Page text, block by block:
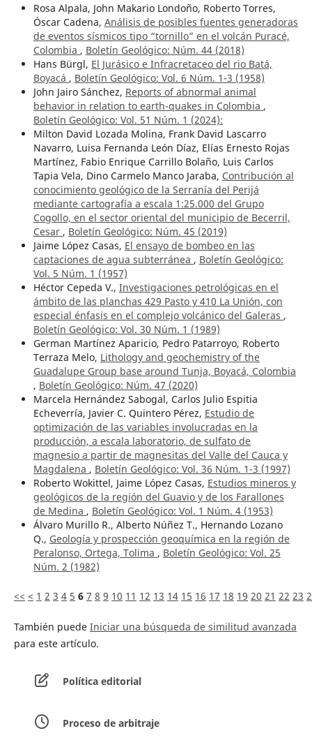
Rosa Alpala, John Makario Londoño, Roberto Torres,
Óscar Cadena, Análisis de posibles fuentes generadoras
de eventos sísmicos tipo “tornillo” en el volcán Puracé,
Colombia , Boletín Geológico: Núm. 44 (2018)
Hans Bürgl, El Jurásico e Infracretaceo del rio Batá,
Boyacá , Boletín Geológico: Vol. 6 Núm. 1-3 (1958)
John Jairo Sánchez, Reports of abnormal animal
behavior in relation to earth-quakes in Colombia ,
Boletín Geológico: Vol. 51 Núm. 1 (2024):
Milton David Lozada Molina, Frank David Lascarro
Navarro, Luisa Fernanda León Díaz, Elías Ernesto Rojas
Martínez, Fabio Enrique Carrillo Bolaño, Luis Carlos
Tapia Vela, Dino Carmelo Manco Jaraba, Contribución al
conocimiento geológico de la Serranía del Perijá
mediante cartografía a escala 1:25.000 del Grupo
Cogollo, en el sector oriental del municipio de Becerril,
Cesar , Boletín Geológico: Núm. 45 (2019)
Jaime López Casas, El ensayo de bombeo en las
captaciones de agua subterránea , Boletín Geológico:
Vol. 5 Núm. 1 (1957)
Héctor Cepeda V., Investigaciones petrológicas en el
ámbito de las planchas 429 Pasto y 410 La Unión, con
especial énfasis en el complejo volcánico del Galeras ,
Boletín Geológico: Vol. 30 Núm. 1 (1989)
German Martínez Aparicio, Pedro Patarroyo, Roberto
Terraza Melo, Lithology and geochemistry of the
Guadalupe Group base around Tunja, Boyacá, Colombia
, Boletín Geológico: Núm. 47 (2020)
Marcela Hernández Sabogal, Carlos Julio Espitia
Echeverría, Javier C. Quintero Pérez, Estudio de
optimización de las variables involucradas en la
producción, a escala laboratorio, de sulfato de
magnesio a partir de magnesitas del Valle del Cauca y
Magdalena , Boletín Geológico: Vol. 36 Núm. 1-3 (1997)
Roberto Wokittel, Jaime López Casas, Estudios mineros y
geológicos de la región del Guavio y de los Farallones
de Medina , Boletín Geológico: Vol. 1 Núm. 4 (1953)
Álvaro Murillo R., Alberto Núñez T., Hernando Lozano
Q., Geología y prospección geoquímica en la región de
Peralonso, Ortega, Tolima , Boletín Geológico: Vol. 25
Núm. 2 (1982)
<< < 1 2 3 4 5 6 7 8 9 10 11 12 13 14 15 16 17 18 19 20 21 22 23
También puede Iniciar una búsqueda de similitud avanzada
para este artículo.
Política editorial
Proceso de arbitraje